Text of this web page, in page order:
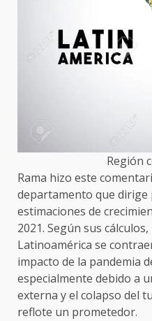
Región
Rama hizo este
departamento que
estimaciones de
2021. Según sus
Latinoamérica se
impacto de la pandemia
especialmente debido a
externa y el colapso del
reflote un prometedor.